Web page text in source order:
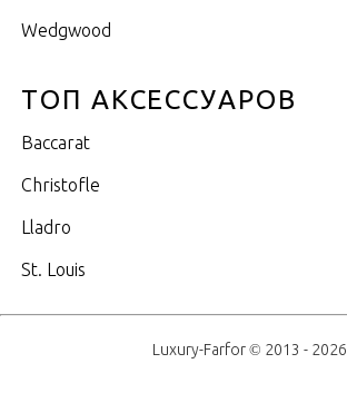
Wedgwood
ТОП АКСЕССУАРОВ
Baccarat
Christofle
Lladro
St. Louis
Luxury-Farfor © 2013 - 2026